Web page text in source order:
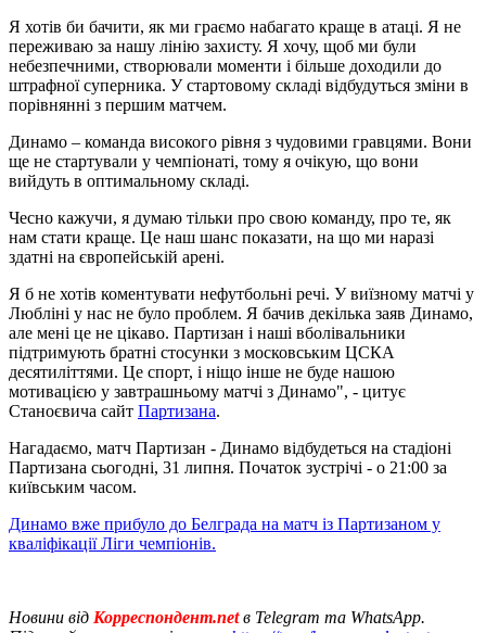
Я хотів би бачити, як ми граємо набагато краще в атаці. Я не
переживаю за нашу лінію захисту. Я хочу, щоб ми були
небезпечними, створювали моменти і більше доходили до
штрафної суперника. У стартовому складі відбудуться зміни в
порівнянні з першим матчем.
Динамо – команда високого рівня з чудовими гравцями. Вони
ще не стартували у чемпіонаті, тому я очікую, що вони
вийдуть в оптимальному складі.
Чесно кажучи, я думаю тільки про свою команду, про те, як
нам стати краще. Це наш шанс показати, на що ми наразі
здатні на європейській арені.
Я б не хотів коментувати нефутбольні речі. У виїзному матчі у
Любліні у нас не було проблем. Я бачив декілька заяв Динамо,
але мені це не цікаво. Партизан і наші вболівальники
підтримують братні стосунки з московським ЦСКА
десятиліттями. Це спорт, і ніщо інше не буде нашою
мотивацією у завтрашньому матчі з Динамо", - цитує
Станоєвича сайт Партизана.
Нагадаємо, матч Партизан - Динамо відбудеться на стадіоні
Партизана сьогодні, 31 липня. Початок зустрічі - о 21:00 за
київським часом.
Динамо вже прибуло до Белграда на матч із Партизаном у
кваліфікації Ліги чемпіонів.
Новини від Корреспондент.netв Telegram та WhatsApp.